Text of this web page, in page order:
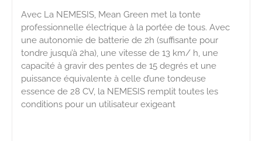
Avec La NEMESIS, Mean Green met la tonte
professionnelle électrique à la portée de tous. Avec
une autonomie de batterie de 2h (suffisante pour
tondre jusqu’à 2ha), une vitesse de 13 km/ h, une
capacité à gravir des pentes de 15 degrés et une
puissance équivalente à celle d’une tondeuse
essence de 28 CV, la NEMESIS remplit toutes les
conditions pour un utilisateur exigeant